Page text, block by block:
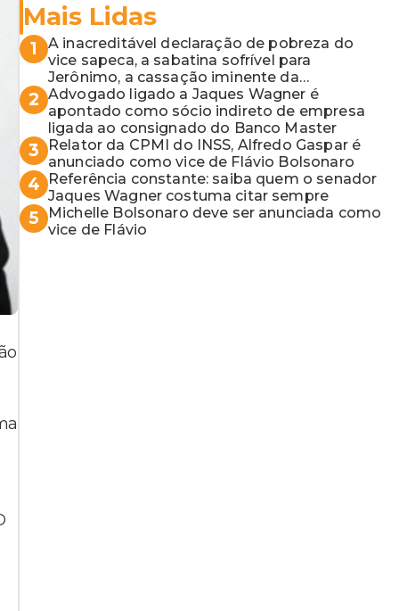
Mais Lidas
1
A inacreditável declaração de pobreza do
vice sapeca, a sabatina sofrível para
Jerônimo, a cassação iminente da
desembargadora e a vaga do Quinto para o
MP baiano
2 Advogado ligado a Jaques Wagner é
apontado como sócio indireto de empresa
ligada ao consignado do Banco Master
3
Relator da CPMI do INSS, Alfredo Gaspar é
anunciado como vice de Flávio Bolsonaro
4
Referência constante: saiba quem o senador
Jaques Wagner costuma citar sempre
5
Michelle Bolsonaro deve ser anunciada como
vice de Flávio